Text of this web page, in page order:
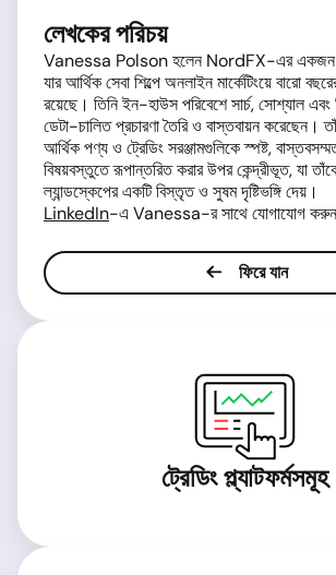
লেখকের পরিচয়
Vanessa Polson হলেন NordFX-এর একজন
যার আর্থিক সেবা শিল্পে অনলাইন মার্কেটিংয়ে বারো
রয়েছে। তিনি ইন-হাউস পরিবেশে সার্চ, সোশ্যাল এবং
ডেটা-চালিত প্রচারণা তৈরি ও বাস্তবায়ন করেছেন।
আর্থিক পণ্য ও ট্রেডিং সরঞ্জামগুলিকে স্পষ্ট,
বিষয়বস্তুতে রূপান্তরিত করার উপর কেন্দ্রীভূত, যা
ল্যান্ডস্কেপের একটি বিস্তৃত ও সুষম দৃষ্টিভঙ্গি দেয়।
LinkedIn-এ Vanessa-র সাথে যোগাযোগ
ফিরে যান
ট্রেডিং প্ল্যাটফর্মসমূহ